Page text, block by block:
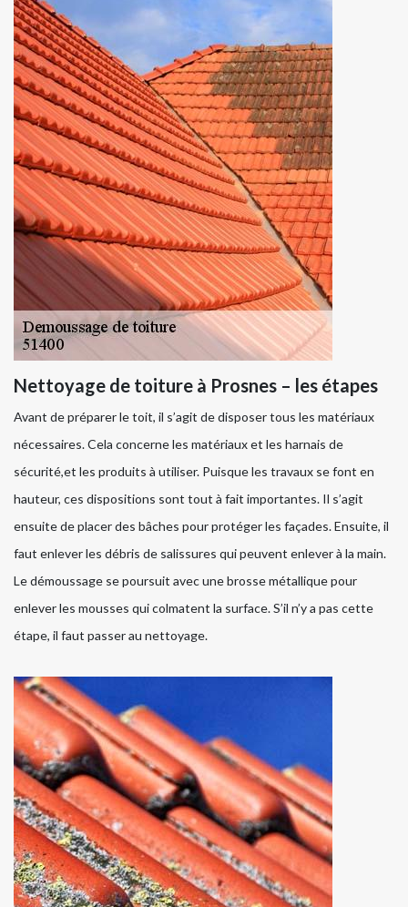
Nettoyage de toiture à Prosnes – les étapes
Avant de préparer le toit, il s’agit de disposer tous les matériaux
nécessaires. Cela concerne les matériaux et les harnais de
sécurité,et les produits à utiliser. Puisque les travaux se font en
hauteur, ces dispositions sont tout à fait importantes. Il s’agit
ensuite de placer des bâches pour protéger les façades. Ensuite, il
faut enlever les débris de salissures qui peuvent enlever à la main.
Le démoussage se poursuit avec une brosse métallique pour
enlever les mousses qui colmatent la surface. S’il n’y a pas cette
étape, il faut passer au nettoyage.